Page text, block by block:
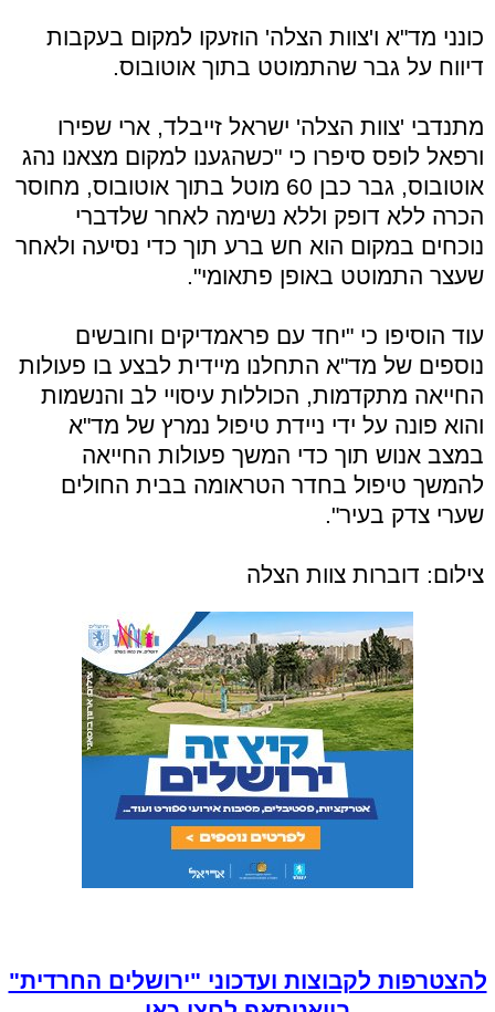
כונני מד"א ו'צוות הצלה' הוזעקו למקום בעקבות
דיווח על גבר שהתמוטט בתוך אוטובוס.
מתנדבי 'צוות הצלה' ישראל זייבלד, ארי שפירו
ורפאל לופס סיפרו כי "כשהגענו למקום מצאנו נהג
אוטובוס, גבר כבן 60 מוטל בתוך אוטובוס, מחוסר
הכרה ללא דופק וללא נשימה לאחר שלדברי
נוכחים במקום הוא חש ברע תוך כדי נסיעה ולאחר
שעצר התמוטט באופן פתאומי".
עוד הוסיפו כי "יחד עם פראמדיקים וחובשים
נוספים של מד"א התחלנו מיידית לבצע בו פעולות
החייאה מתקדמות, הכוללות עיסויי לב והנשמות
והוא פונה על ידי ניידת טיפול נמרץ של מד"א
במצב אנוש תוך כדי המשך פעולות החייאה
להמשך טיפול בחדר הטראומה בבית החולים
שערי צדק בעיר".
צילום: דוברות צוות הצלה
להצטרפות לקבוצות ועדכוני "ירושלים החרדית"